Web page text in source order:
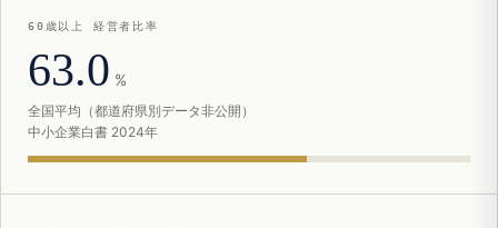
60歳以上 経営者比率
63.0 %
全国平均（都道府県別データ非公開）
中小企業白書 2024年